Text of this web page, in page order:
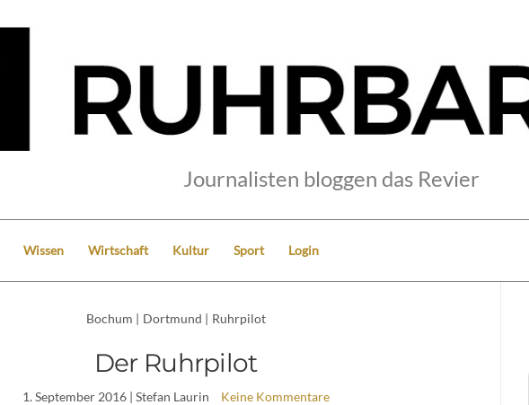
Journalisten bloggen das Revier
Wissen Wirtschaft Kultur Sport Login
Bochum | Dortmund | Ruhrpilot
Der Ruhrpilot
1. September 2016| Stefan Laurin Keine Kommentare